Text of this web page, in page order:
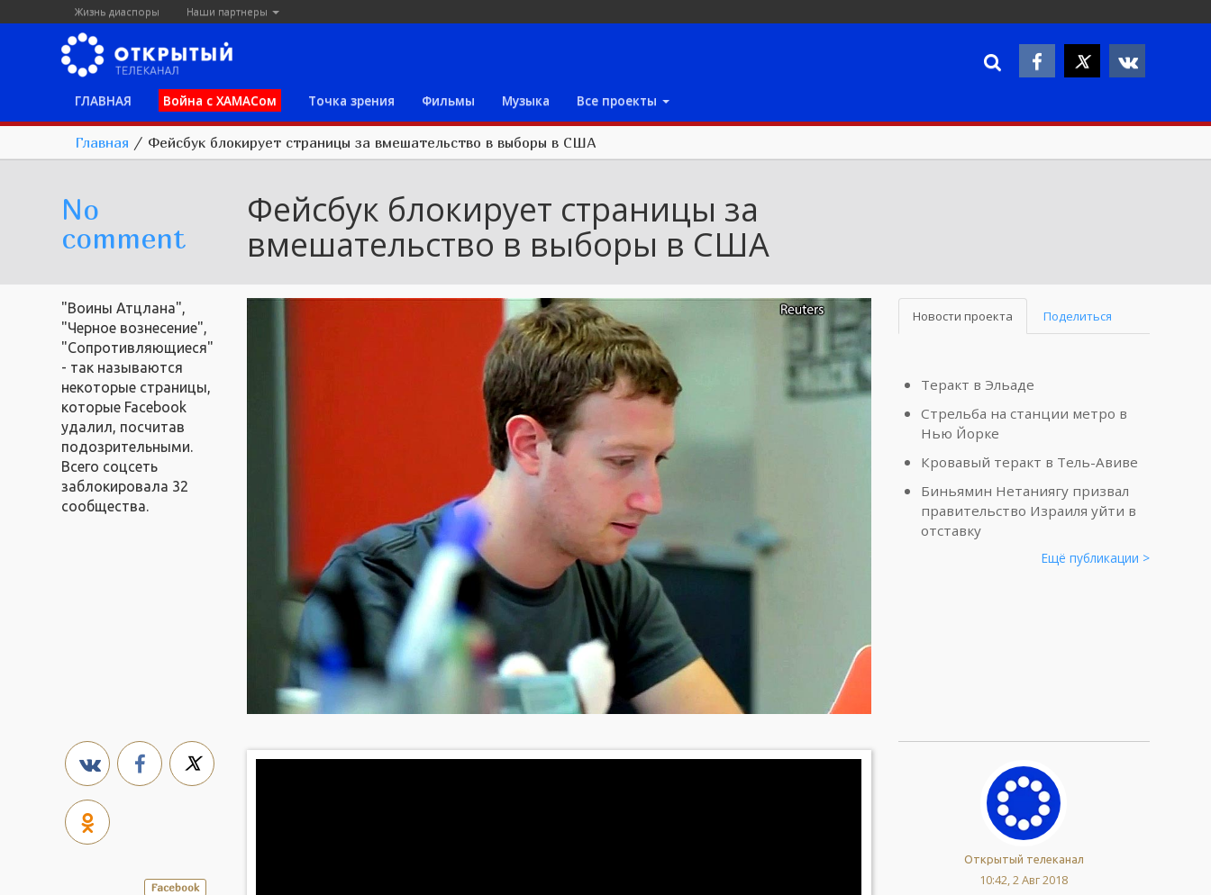
Жизнь диаспоры Наши партнеры
ГЛАВНАЯ Война с ХАМАСом Точка зрения Фильмы Музыка Все проекты
Главная / Фейсбук блокирует страницы за вмешательство в выборы в США
No
comment
Фейсбук блокирует страницы за
вмешательство в выборы в США
"Воины Атцлана",
"Черное вознесение",
"Сопротивляющиеся"
- так называются
некоторые страницы,
которые Facebook
удалил, посчитав
подозрительными.
Всего соцсеть
заблокировала 32
сообщества.
Новости проекта Поделиться
Теракт в Эльаде
Стрельба на станции метро в
Нью Йорке
Кровавый теракт в Тель-Авиве
Биньямин Нетаниягу призвал
правительство Израиля уйти в
отставку
Ещё публикации >
Facebook
Открытый телеканал
10:42, 2 Авг 2018